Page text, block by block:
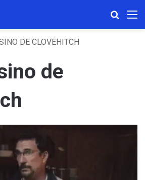
DE CLOVEHITCH
de